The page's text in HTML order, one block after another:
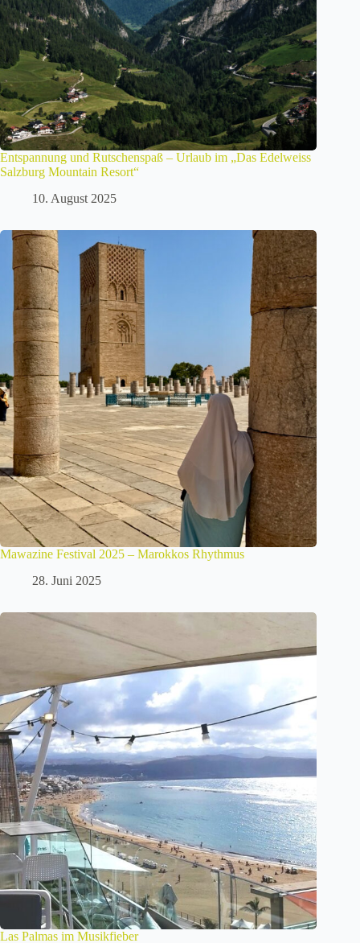
Entspannung und Rutschenspaß – Urlaub im „Das Edelweiss
Salzburg Mountain Resort“
10. August 2025
Mawazine Festival 2025 – Marokkos Rhythmus
28. Juni 2025
Las Palmas im Musikfieber